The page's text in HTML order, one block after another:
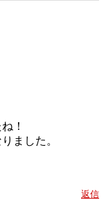
！
ました。
返信